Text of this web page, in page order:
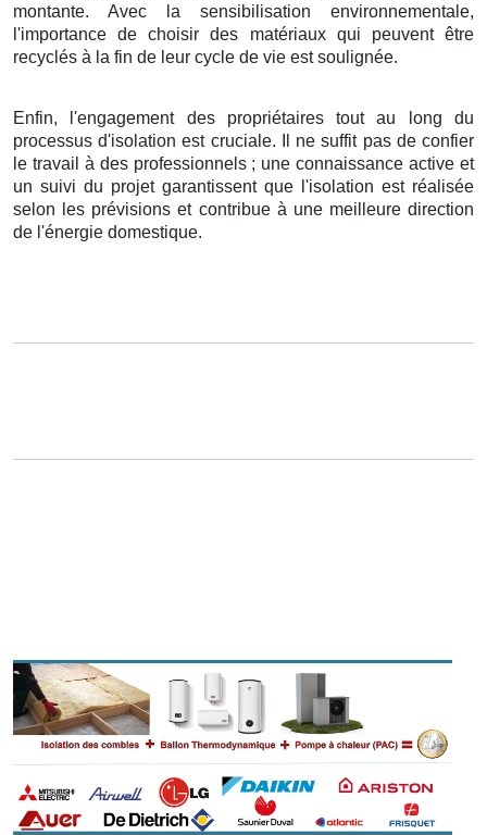
montante. Avec la sensibilisation environnementale,
l'importance de choisir des matériaux qui peuvent être
recyclés à la fin de leur cycle de vie est soulignée.
Enfin, l'engagement des propriétaires tout au long du
processus d'isolation est cruciale. Il ne suffit pas de confier
le travail à des professionnels ; une connaissance active et
un suivi du projet garantissent que l'isolation est réalisée
selon les prévisions et contribue à une meilleure direction
de l'énergie domestique.